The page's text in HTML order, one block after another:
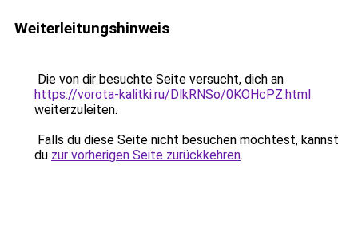
Weiterleitungshinweis
Die von dir besuchte Seite versucht, dich an
https://vorota-kalitki.ru/DlkRNSo/0KOHcPZ.html
weiterzuleiten.
Falls du diese Seite nicht besuchen möchtest, kannst
du zur vorherigen Seite zurückkehren.